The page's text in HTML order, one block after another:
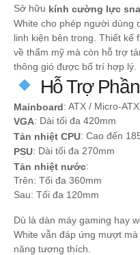
Sở hữu kính cường lực
White cho phép người dùng
linh kiện bên trong. Thiết kế
về thẩm mỹ mà còn hỗ trợ
thông gió được bố trí hợp lý.
Hỗ Trợ
Mainboard: ATX / Micro-
VGA: Dài tối đa 420mm
Tản nhiệt CPU: Cao đến
PSU: Dài tối đa 270mm
Tản nhiệt nước:
Trên: Tối đa 360mm
Sau: Tối đa 120mm
Dù là dàn máy gaming hay
White vẫn đáp ứng mượt
năng tương thích.